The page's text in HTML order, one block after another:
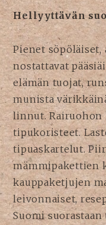
Hellyyttävän
Pienet
nostattavat
elämän tuojat,
munista
linnut. Rairuohon
tipukoristeet.
tipuaskartelut.
mämmipakettien
kauppaketjujen
leivonnaiset,
Suomi